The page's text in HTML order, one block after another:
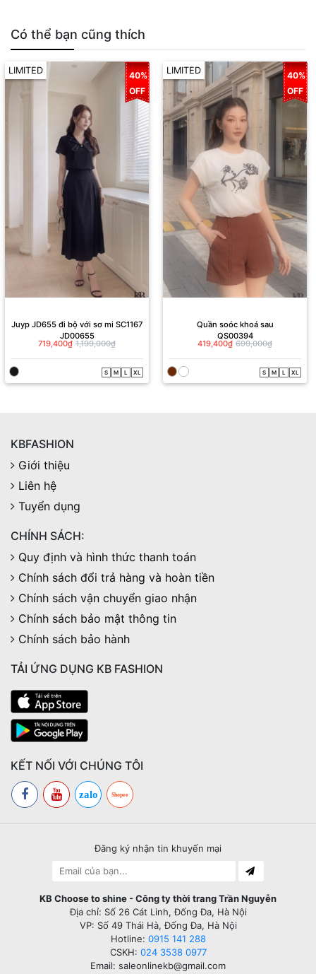
Có thể bạn cũng thích
LIMITED
40%
OFF
Juyp JD655 đi bộ với sơ mi SC1167
JD00655
LIMITED
40%
OFF
Quần soóc khoá sau
QS00394
KBFASHION
Giới thiệu
Liên hệ
Tuyển dụng
CHÍNH SÁCH:
Quy định và hình thức thanh toán
Chính sách đổi trả hàng và hoàn tiền
Chính sách vận chuyển giao nhận
Chính sách bảo mật thông tin
Chính sách bảo hành
TẢI ỨNG DỤNG KB FASHION
KẾT NỐI VỚI CHÚNG TÔI
zalo Shopee
Đăng ký nhận tin khuyến mại
KB Choose to shine - Công ty thời trang Trần Nguyễn
Địa chỉ: Số 26 Cát Linh, Đống Đa, Hà Nội
VP: Số 49 Thái Hà, Đống Đa, Hà Nội
Hotline:0915 141 288
CSKH:
024 3538 0977